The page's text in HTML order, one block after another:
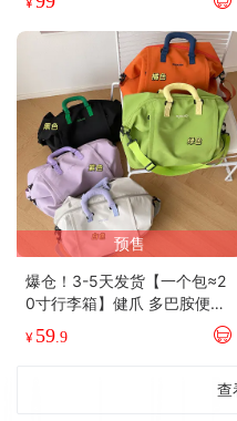
预售
爆仓！3-5天发货【一个包≈2
0寸行李箱】健爪 多巴胺便携
旅行包 时尚又能装 干湿分离
收纳 轻便耐磨 男女通用【y
¥ 59 .9
查